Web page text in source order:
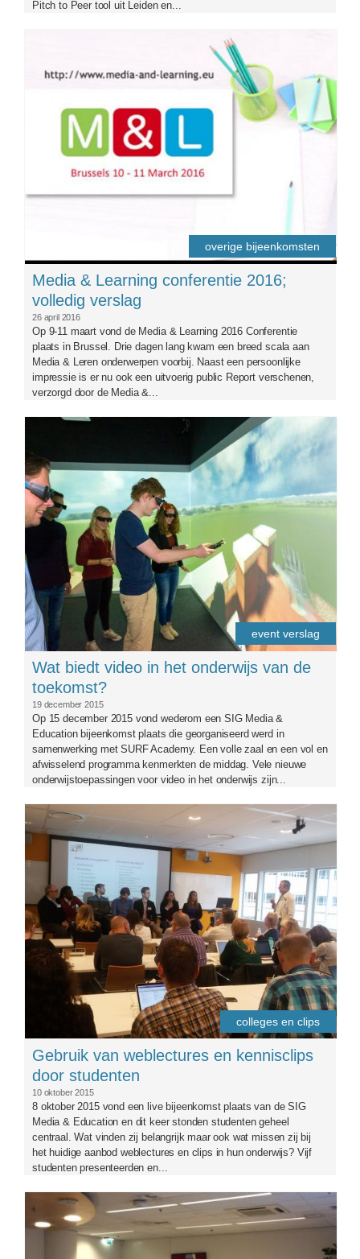
Pitch to Peer tool uit Leiden en...
overige bijeenkomsten
Media & Learning conferentie 2016;
volledig verslag
26 april 2016
Op 9-11 maart vond de Media & Learning 2016 Conferentie
plaats in Brussel. Drie dagen lang kwam een breed scala aan
Media & Leren onderwerpen voorbij. Naast een persoonlijke
impressie is er nu ook een uitvoerig public Report verschenen,
verzorgd door de Media &...
event verslag
Wat biedt video in het onderwijs van de
toekomst?
19 december 2015
Op 15 december 2015 vond wederom een SIG Media &
Education bijeenkomst plaats die georganiseerd werd in
samenwerking met SURF Academy. Een volle zaal en een vol en
afwisselend programma kenmerkten de middag. Vele nieuwe
onderwijstoepassingen voor video in het onderwijs zijn...
8152015-01.jpg
colleges en clips
Gebruik van weblectures en kennisclips
door studenten
10 oktober 2015
8 oktober 2015 vond een live bijeenkomst plaats van de SIG
Media & Education en dit keer stonden studenten geheel
centraal. Wat vinden zij belangrijk maar ook wat missen zij bij
het huidige aanbod weblectures en clips in hun onderwijs? Vijf
studenten presenteerden en...
9-10-14-front.jpg